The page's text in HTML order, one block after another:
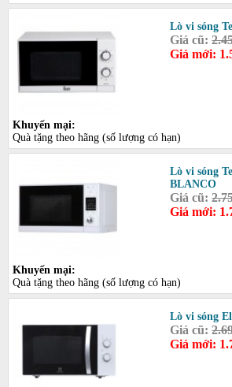
Lò vi sóng
Giá cũ:
Giá mới:
Khuyến mại:
Quà tặng theo hãng (số lượng có hạn)
Lò vi sóng
BLANCO
Giá cũ:
Giá mới:
Khuyến mại:
Quà tặng theo hãng (số lượng có hạn)
Lò vi sóng
Giá cũ:
Giá mới: